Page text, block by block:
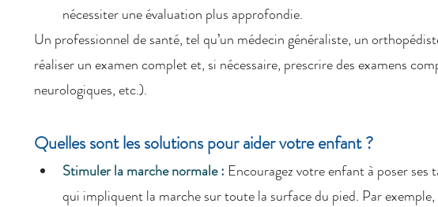
nécessiter une évaluation plus approfondie.
Un professionnel de santé, tel qu’un médecin généraliste, un
réaliser un examen complet et, si nécessaire, prescrire des examens
neurologiques, etc.).
Quelles sont les solutions pour aider votre enfant ?
Stimuler la marche normale : Encouragez votre enfant à poser ses
qui impliquent la marche sur toute la surface du pied. Par